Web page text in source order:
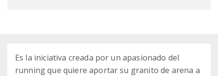
Es la iniciativa creada por un apasionado del
running que quiere aportar su granito de arena a